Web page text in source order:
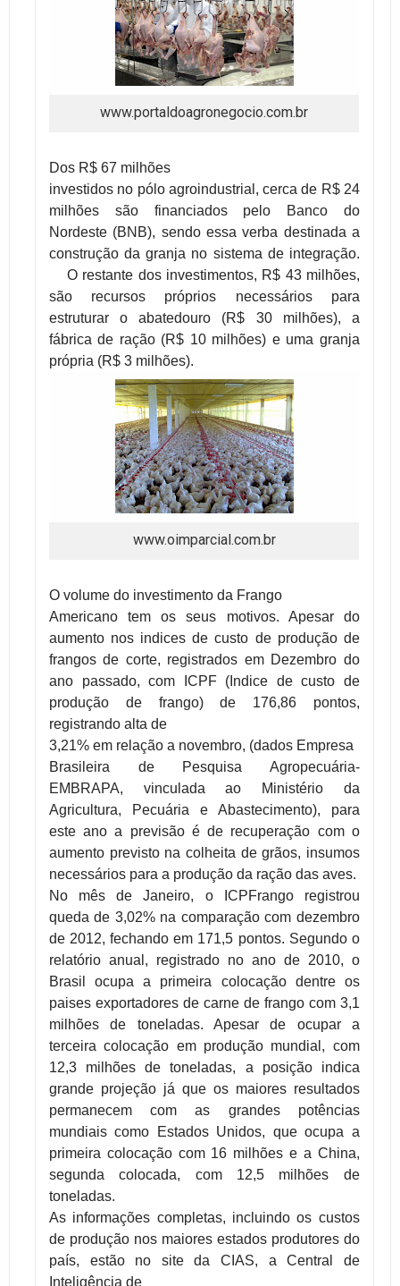
www.portaldoagronegocio.com.br
Dos R$ 67 milhões
investidos no pólo agroindustrial, cerca de R$ 24
milhões são financiados pelo Banco do
Nordeste (BNB), sendo essa verba destinada a
construção da granja no sistema de integração.
O restante dos investimentos, R$ 43 milhões,
são recursos próprios necessários para
estruturar o abatedouro (R$ 30 milhões), a
fábrica de ração (R$ 10 milhões) e uma granja
própria (R$ 3 milhões).
www.oimparcial.com.br
O volume do investimento da Frango
Americano tem os seus motivos. Apesar do
aumento nos indices de custo de produção de
frangos de corte, registrados em Dezembro do
ano passado, com ICPF (Indice de custo de
produção de frango) de 176,86 pontos,
registrando alta de
3,21% em relação a novembro, (dados Empresa
Brasileira de Pesquisa Agropecuária-
EMBRAPA, vinculada ao Ministério da
Agricultura, Pecuária e Abastecimento), para
este ano a previsão é de recuperação com o
aumento previsto na colheita de grãos, insumos
necessários para a produção da ração das aves.
No mês de Janeiro, o ICPFrango registrou
queda de 3,02% na comparação com dezembro
de 2012, fechando em 171,5 pontos. Segundo o
relatório anual, registrado no ano de 2010, o
Brasil ocupa a primeira colocação dentre os
paises exportadores de carne de frango com 3,1
milhões de toneladas. Apesar de ocupar a
terceira colocação em produção mundial, com
12,3 milhões de toneladas, a posição indica
grande projeção já que os maiores resultados
permanecem com as grandes potências
mundiais como Estados Unidos, que ocupa a
primeira colocação com 16 milhões e a China,
segunda colocada, com 12,5 milhões de
toneladas.
As informações completas, incluindo os custos
de produção nos maiores estados produtores do
país, estão no site da CIAS, a Central de
Inteligência de